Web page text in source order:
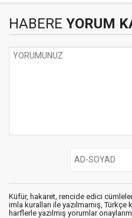
HABERE YORUM
Küfür, hakaret, rencide edici
imla kuralları ile yazılmamış,
harflerle yazılmış yorumlar